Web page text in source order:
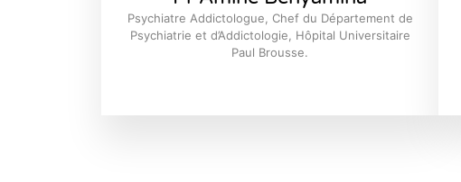
Psychiatre Addictologue, Chef du Département de
Psychiatrie et d’Addictologie, Hôpital Universitaire
Paul Brousse.